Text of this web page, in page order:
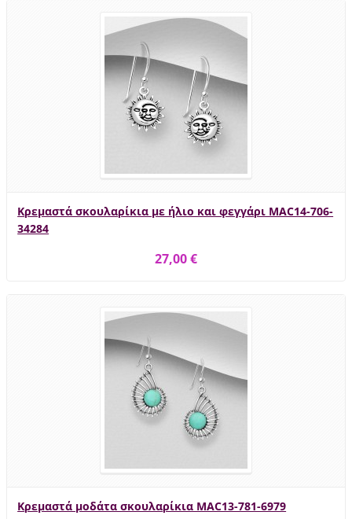
Κρεμαστά σκουλαρίκια με ήλιο και φεγγάρι MAC14-706-
34284
27,00 €
Κρεμαστά μοδάτα σκουλαρίκια MAC13-781-6979